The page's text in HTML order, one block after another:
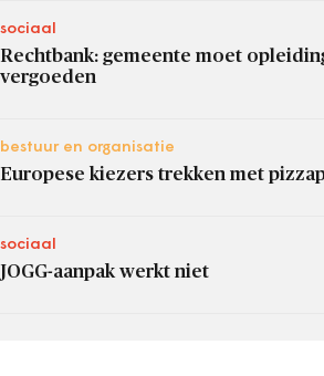
sociaal
Rechtbank: gemeente moet
vergoeden
bestuur en organisatie
Europese kiezers trekken met
sociaal
JOGG-aanpak werkt niet